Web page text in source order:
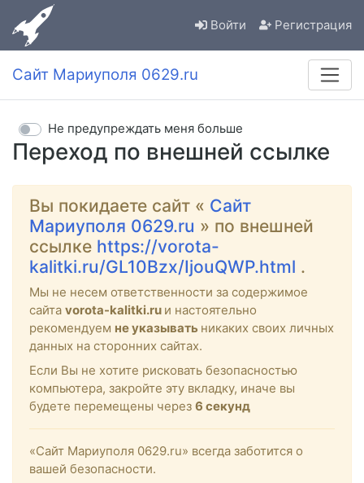
Войти Регистрация
Сайт Мариуполя 0629.ru
Переход по внешней ссылке
Не предупреждать меня больше
Вы покидаете сайт « Сайт
Мариуполя 0629.ru » по внешней
ссылке https://vorota-
kalitki.ru/GL10Bzx/IjouQWP.html .
Мы не несем ответственности за содержимое
сайта vorota-kalitki.ru и настоятельно
рекомендуем не указывать никаких своих личных
данных на сторонних сайтах.
Если Вы не хотите рисковать безопасностью
компьютера, закройте эту вкладку, иначе вы
будете перемещены через 6 секунд
«Сайт Мариуполя 0629.ru» всегда заботится о
вашей безопасности.